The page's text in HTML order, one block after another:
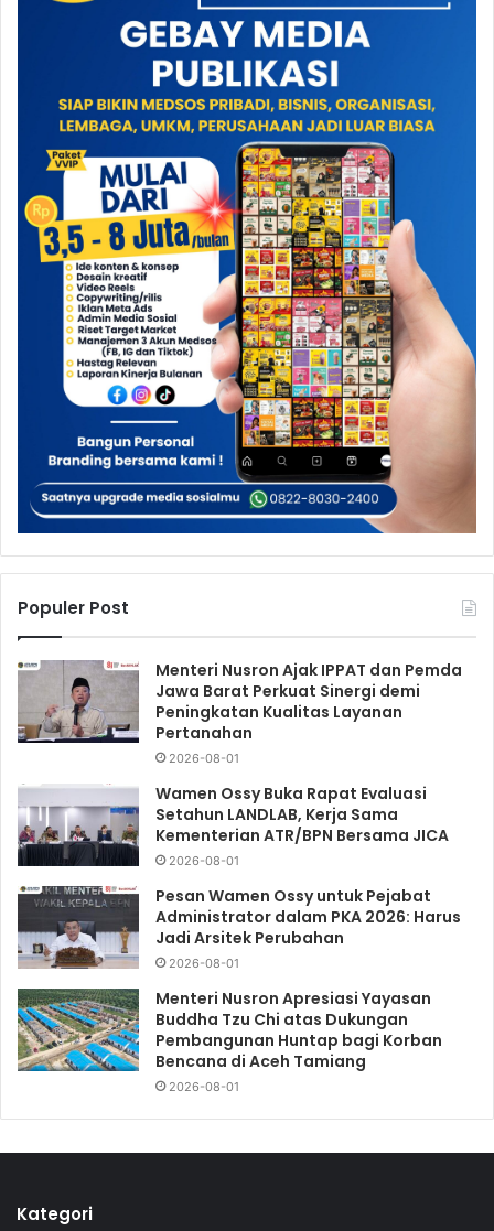
Populer Post
Menteri Nusron Ajak IPPAT dan Pemda
Jawa Barat Perkuat Sinergi demi
Peningkatan Kualitas Layanan
Pertanahan
2026-08-01
Wamen Ossy Buka Rapat Evaluasi
Setahun LANDLAB, Kerja Sama
Kementerian ATR/BPN Bersama JICA
2026-08-01
Pesan Wamen Ossy untuk Pejabat
Administrator dalam PKA 2026: Harus
Jadi Arsitek Perubahan
2026-08-01
Menteri Nusron Apresiasi Yayasan
Buddha Tzu Chi atas Dukungan
Pembangunan Huntap bagi Korban
Bencana di Aceh Tamiang
2026-08-01
Kategori